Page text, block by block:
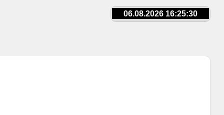
06.08.2026 16:25:31